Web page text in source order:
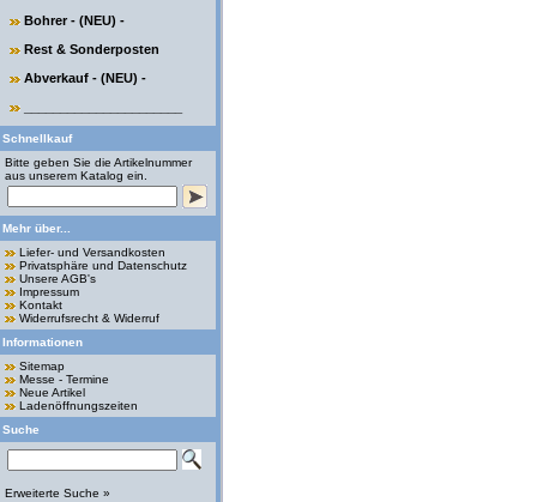
Bohrer - (NEU) -
Rest & Sonderposten
Abverkauf - (NEU) -
Schnellkauf
Bitte geben Sie die Artikelnummer
aus unserem Katalog ein.
Mehr über...
Liefer- und Versandkosten
Privatsphäre und Datenschutz
Unsere AGB's
Impressum
Kontakt
Widerrufsrecht & Widerruf
Informationen
Sitemap
Messe - Termine
Neue Artikel
Ladenöffnungszeiten
Suche
Erweiterte Suche »